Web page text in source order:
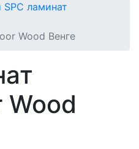
ламинат
Wood Венге
Wood